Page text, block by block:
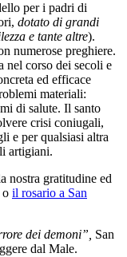
per i padri di
dotato di grandi
e tante altre).
numerose preghiere.
nel corso dei secoli e
ed efficace
materiali:
di salute. Il santo
crisi coniugali,
e per qualsiasi altra
artigiani.
nostra gratitudine ed
o il rosario a San
dei demoni”, San
dal Male.